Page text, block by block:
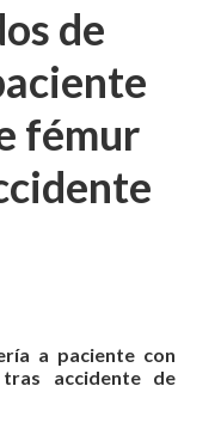
de
fémur
a paciente con
accidente de